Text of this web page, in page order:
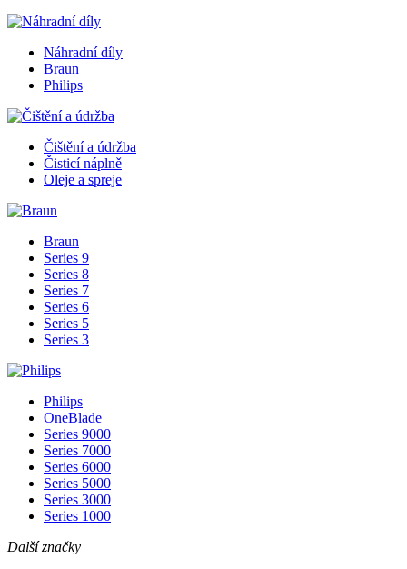
Náhradní díly
Braun
Philips
Čištění a údržba
Čisticí náplně
Oleje a spreje
Braun
Series 9
Series 8
Series 7
Series 6
Series 5
Series 3
Philips
OneBlade
Series 9000
Series 7000
Series 6000
Series 5000
Series 3000
Series 1000
Další značky